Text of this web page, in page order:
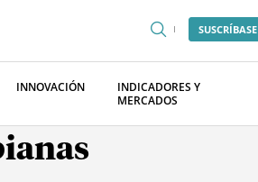
SUSCRÍBASE
INNOVACIÓN
INDICADORES Y
MERCADOS